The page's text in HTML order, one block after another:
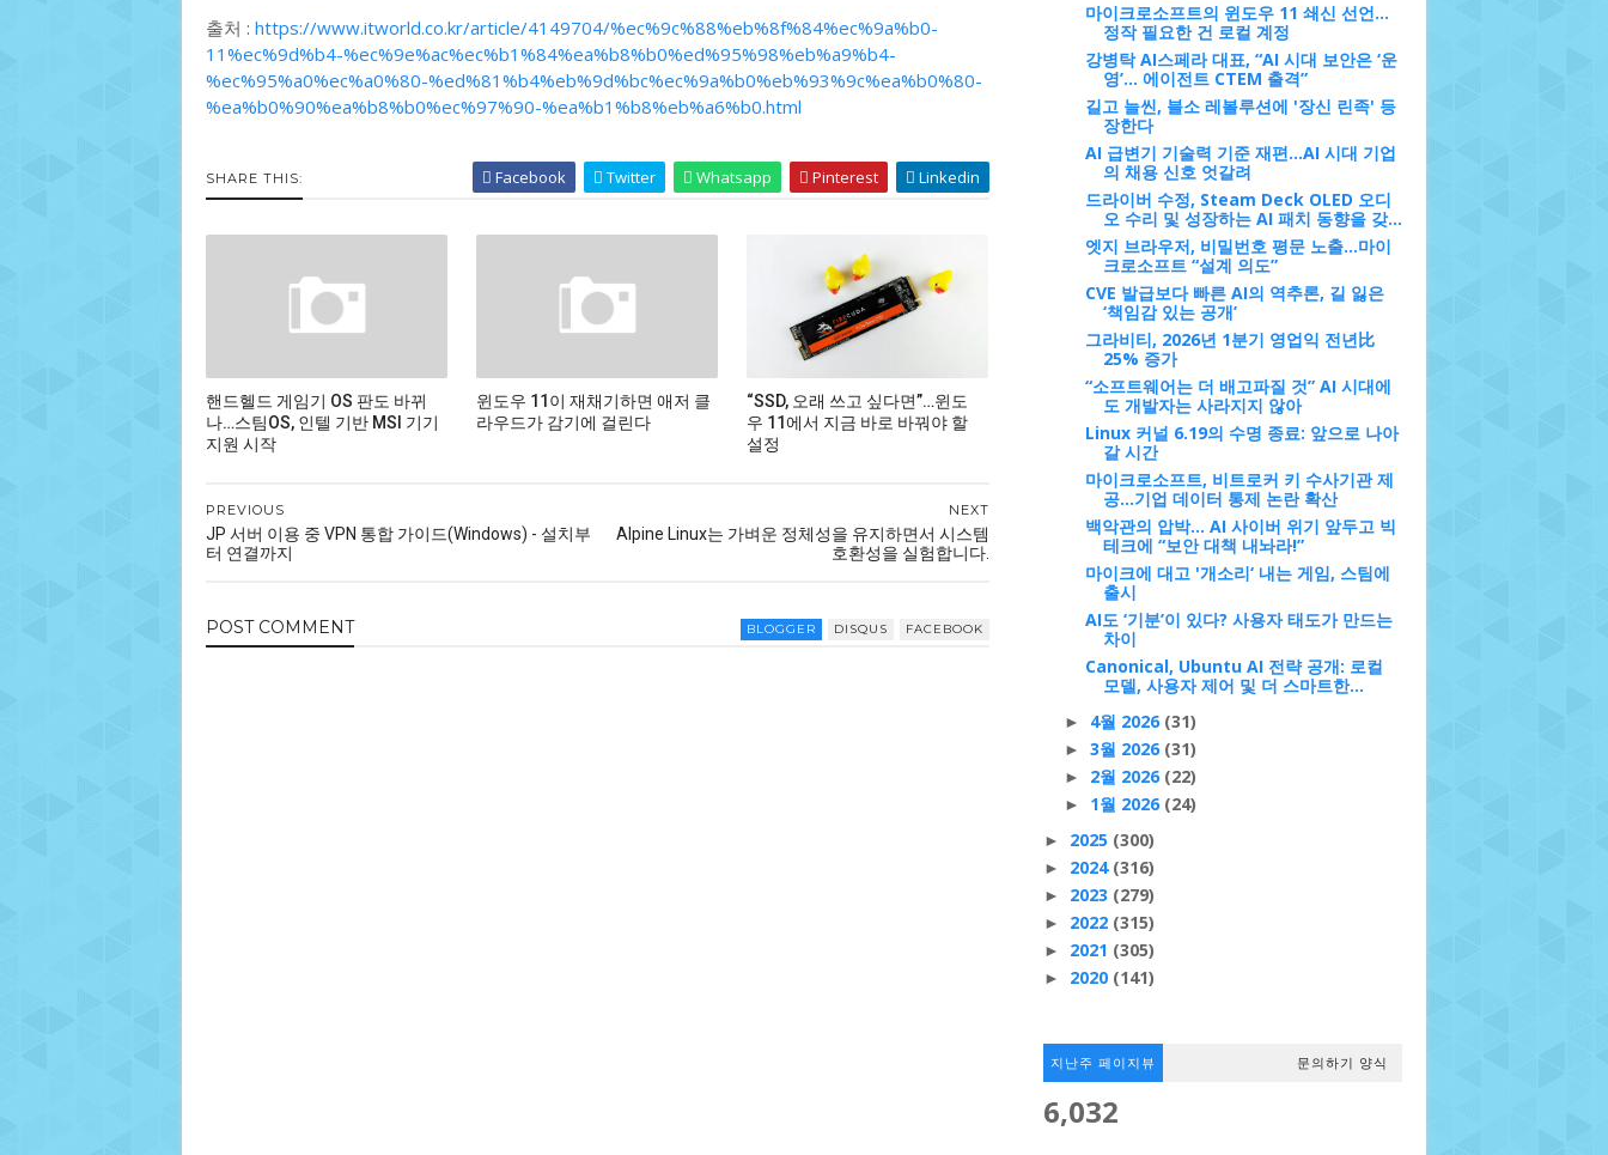
출처 : https://www.itworld.co.kr/article/4149704/%ec%9c%88%eb%8f%84%ec%9a%b0-
11%ec%9d%b4-%ec%9e%ac%ec%b1%84%ea%b8%b0%ed%95%98%eb%a9%b4-
%ec%95%a0%ec%a0%80-%ed%81%b4%eb%9d%bc%ec%9a%b0%eb%93%9c%ea%b0%80-
%ea%b0%90%ea%b8%b0%ec%97%90-%ea%b1%b8%eb%a6%b0.html
SHARE THIS: Facebook Twitter Whatsapp Pinterest Linkedin
핸드헬드 게임기 OS 판도 바뀌
나…스팀OS, 인텔 기반 MSI 기기
지원 시작
윈도우 11이 재채기하면 애저 클
라우드가 감기에 걸린다
“SSD, 오래 쓰고 싶다면”…윈도
우 11에서 지금 바로 바꿔야 할
설정
NEXT
Alpine Linux는 가벼운 정체성을 유지하면서 시스템
호환성을 실험합니다.
PREVIOUS
JP 서버 이용 중 VPN 통합 가이드(Windows) - 설치부
터 연결까지
POST COMMENT BLOGGER DISQUS FACEBOOK
마이크로소프트의 윈도우 11 쇄신 선언…
정작 필요한 건 로컬 계정
강병탁 AI스페라 대표, “AI 시대 보안은 ‘운
영’... 에이전트 CTEM 출격”
길고 늘씬, 블소 레볼루션에 '장신 린족' 등
장한다
AI 급변기 기술력 기준 재편…AI 시대 기업
의 채용 신호 엇갈려
드라이버 수정, Steam Deck OLED 오디
오 수리 및 성장하는 AI 패치 동향을 갖...
엣지 브라우저, 비밀번호 평문 노출…마이
크로소프트 “설계 의도”
CVE 발급보다 빠른 AI의 역추론, 길 잃은
‘책임감 있는 공개’
그라비티, 2026년 1분기 영업익 전년比
25% 증가
“소프트웨어는 더 배고파질 것” AI 시대에
도 개발자는 사라지지 않아
Linux 커널 6.19의 수명 종료: 앞으로 나아
갈 시간
마이크로소프트, 비트로커 키 수사기관 제
공…기업 데이터 통제 논란 확산
백악관의 압박... AI 사이버 위기 앞두고 빅
테크에 “보안 대책 내놔라!”
마이크에 대고 '개소리‘ 내는 게임, 스팀에
출시
AI도 ‘기분’이 있다? 사용자 태도가 만드는
차이
Canonical, Ubuntu AI 전략 공개: 로컬
모델, 사용자 제어 및 더 스마트한...
► 4월 2026 (31)
► 3월 2026 (31)
► 2월 2026 (22)
► 1월 2026 (24)
► 2025 (300)
► 2024 (316)
► 2023 (279)
► 2022 (315)
► 2021 (305)
► 2020 (141)
지난주 페이지뷰 문의하기 양식
6,032